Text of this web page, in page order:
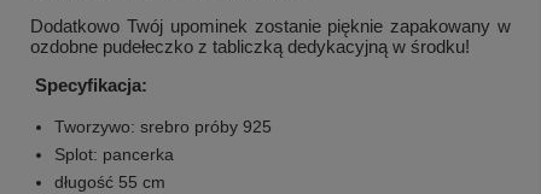
Dodatkowo Twój upominek zostanie pięknie zapakowany w
ozdobne pudełeczko z tabliczką dedykacyjną w środku!
Specyfikacja:
Tworzywo: srebro próby 925
Splot: pancerka
długość 55 cm